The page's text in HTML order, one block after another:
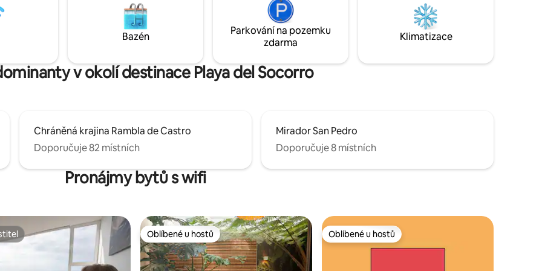
s veškerým komfortem, jako
wifi, chytrá televize, Netflix
Přečti si prosím informace o tom, jak se
sem dostat a ubytovat se po rezervaci.
jedinečnou kombinaci luxusu, pohodlí a
Bazén
Parkování na pozemku
zdarma
Klimatizace
v okolí destinace Playa del Socorro
Chráněná krajina Rambla de Castro
Doporučuje 82 místních
Mirador San Pedro
Doporučuje 8 místních
Pronájmy bytů s wifi
Oblíbené u hostů
Oblíbené u hostů Oblíbené u hostů
Oblíbené u hostů